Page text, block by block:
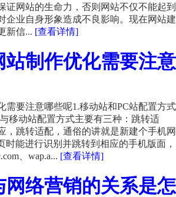
证网站的生命力，否则网站不仅不能起到
企业自身形象造成不良影响。现在网站建
新信... [查看详情]
站制作优化需要注意
需要注意哪些呢1.移动站和PC站配置方式
移动站配置方式主要有三种：跳转适
，跳转适配，通俗的讲就是新建个手机网
时能进行识别并跳转到相应的手机版面，
、wap.a... [查看详情]
网络营销的关系是怎